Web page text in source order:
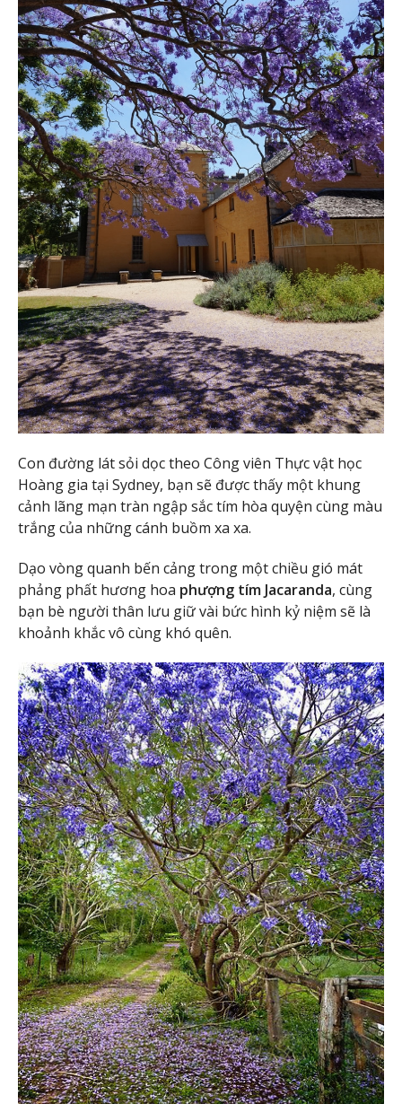
Con đường lát sỏi dọc theo Công viên Thực vật học
Hoàng gia tại Sydney, bạn sẽ được thấy một khung
cảnh lãng mạn tràn ngập sắc tím hòa quyện cùng màu
trắng của những cánh buồm xa xa.
Dạo vòng quanh bến cảng trong một chiều gió mát
phảng phất hương hoa phượng tím Jacaranda, cùng
bạn bè người thân lưu giữ vài bức hình kỷ niệm sẽ là
khoảnh khắc vô cùng khó quên.